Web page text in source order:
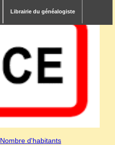
Librairie du généalogiste
Nombre d'habitants